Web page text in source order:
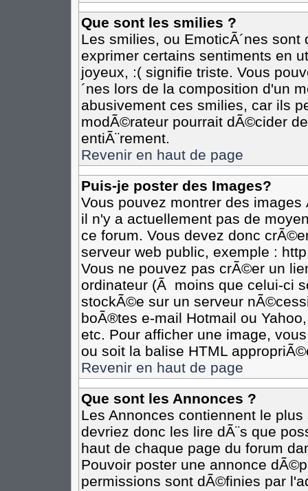
Que sont les smilies ?
Les smilies, ou EmoticÃ´nes
exprimer certains sentiments en
joyeux, :( signifie triste. Vous
´nes lors de la composition d'un
abusivement ces smilies, car ils
modÃ©rateur pourrait dÃ©cider
entiÃ¨rement.
Revenir en haut de page
Puis-je poster des Images?
Vous pouvez montrer des
il n'y a actuellement pas de
ce forum. Vous devez donc
serveur web public, exemple :
Vous ne pouvez pas crÃ©er un
ordinateur (Ã moins que celui-ci
stockÃ©e sur un serveur
boÃ®tes e-mail Hotmail ou
etc. Pour afficher une image,
ou soit la balise HTML
Revenir en haut de page
Que sont les Annonces ?
Les Annonces contiennent le
devriez donc les lire dÃ¨s que
haut de chaque page du forum
Pouvoir poster une annonce
permissions sont dÃ©finies par